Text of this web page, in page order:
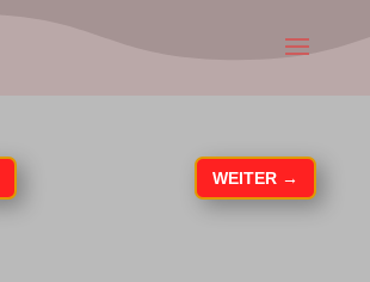
WEITER →